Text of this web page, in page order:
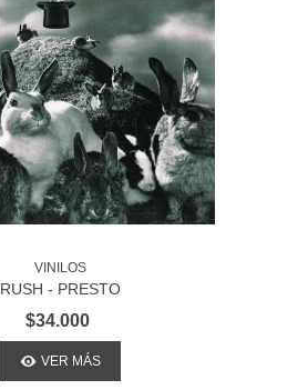
VINILOS
RUSH - PRESTO
$34.000
VER MÁS